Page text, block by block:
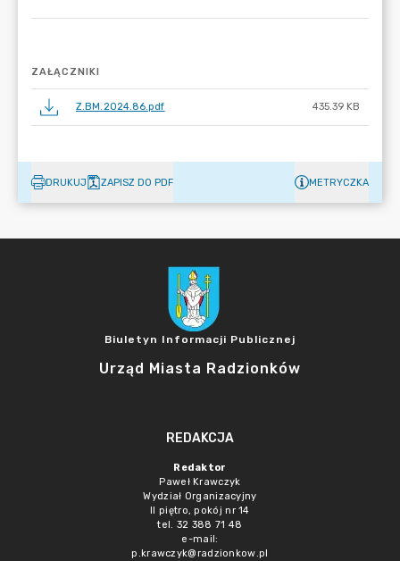
ZAŁĄCZNIKI
Z.BM.2024.86.pdf 435.39 KB
DRUKUJ ZAPISZ DO PDF METRYCZKA
Biuletyn Informacji Publicznej
Urząd Miasta Radzionków
REDAKCJA
Redaktor
Paweł Krawczyk
Wydział Organizacyjny
II piętro, pokój nr 14
tel. 32 388 71 48
e-mail:
p.krawczyk@radzionkow.pl